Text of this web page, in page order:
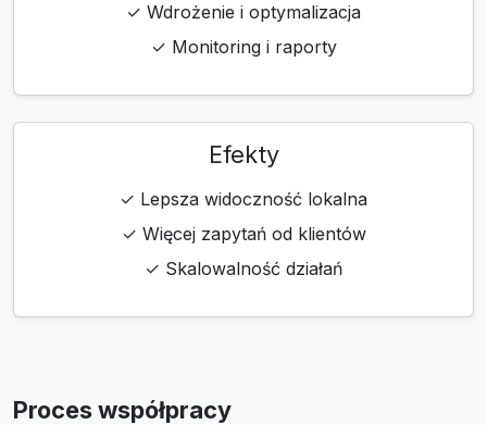
✓ Wdrożenie i optymalizacja
✓ Monitoring i raporty
Efekty
✓ Lepsza widoczność lokalna
✓ Więcej zapytań od klientów
✓ Skalowalność działań
Proces współpracy